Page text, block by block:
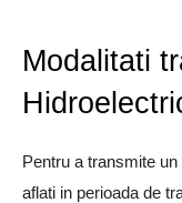
Modalitati
Pentru a transmite un
aflati in perioada de